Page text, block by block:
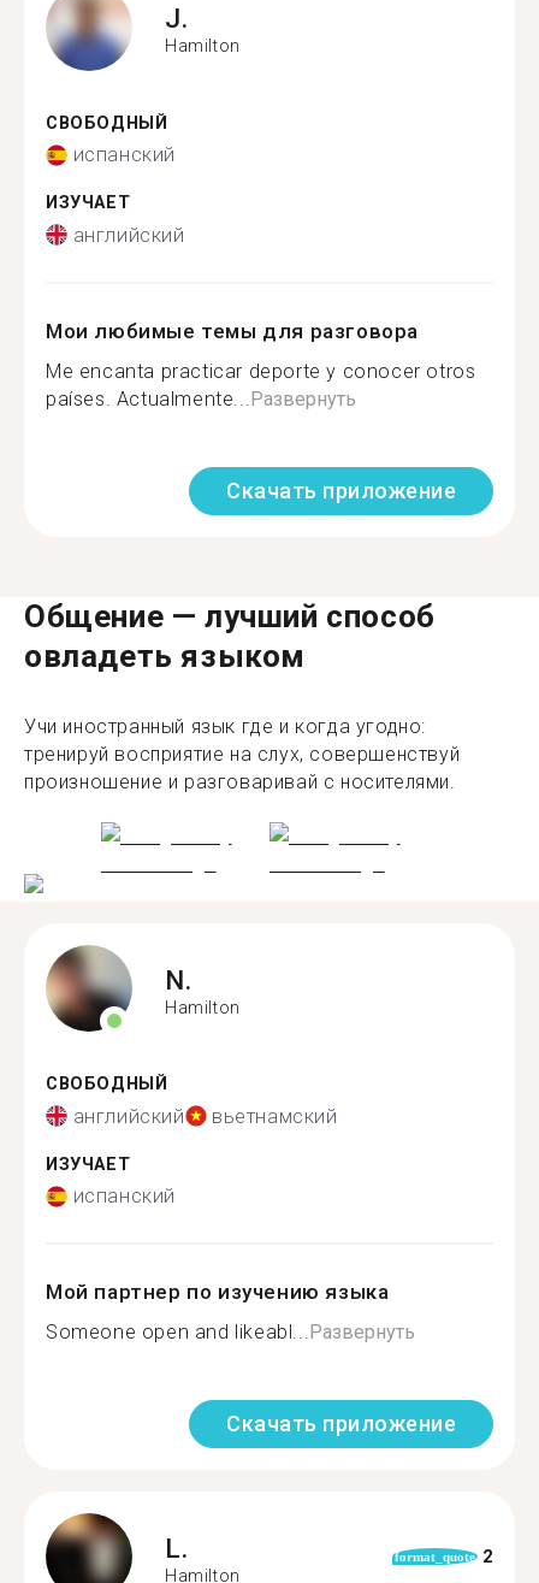
J.
Hamilton
СВОБОДНЫЙ
испанский
ИЗУЧАЕТ
английский
Мои любимые темы для разговора
Me encanta practicar deporte y conocer otros
países. Actualmente... Развернуть
Скачать приложение
Общение — лучший способ
овладеть языком
Учи иностранный язык где и когда угодно:
тренируй восприятие на слух, совершенствуй
произношение и разговаривай с носителями.
N.
Hamilton
СВОБОДНЫЙ
английский вьетнамский
ИЗУЧАЕТ
испанский
Мой партнер по изучению языка
Someone open and likeabl...Развернуть
Скачать приложение
L.
Hamilton
format_quote 2